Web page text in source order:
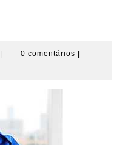
admin0 comentários